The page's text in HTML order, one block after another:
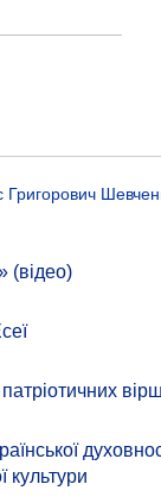
Григорович
(відео)
культури